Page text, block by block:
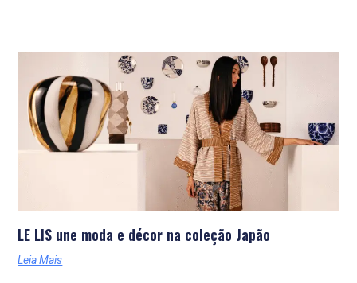
Últimas Notícias
LE LIS une moda e décor na coleção Japão
Leia Mais